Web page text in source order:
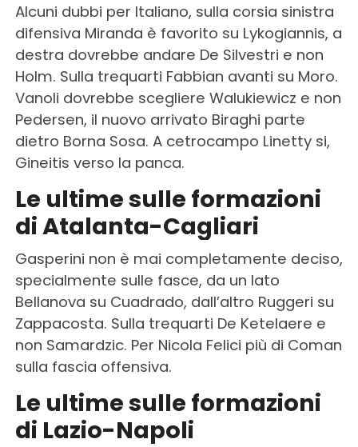
Alcuni dubbi per Italiano, sulla corsia sinistra
difensiva Miranda è favorito su Lykogiannis, a
destra dovrebbe andare De Silvestri e non
Holm. Sulla trequarti Fabbian avanti su Moro.
Vanoli dovrebbe scegliere Walukiewicz e non
Pedersen, il nuovo arrivato Biraghi parte
dietro Borna Sosa. A cetrocampo Linetty si,
Gineitis verso la panca.
Le ultime sulle formazioni
di Atalanta-Cagliari
Gasperini non è mai completamente deciso,
specialmente sulle fasce, da un lato
Bellanova su Cuadrado, dall’altro Ruggeri su
Zappacosta. Sulla trequarti De Ketelaere e
non Samardzic. Per Nicola Felici più di Coman
sulla fascia offensiva.
Le ultime sulle formazioni
di Lazio-Napoli